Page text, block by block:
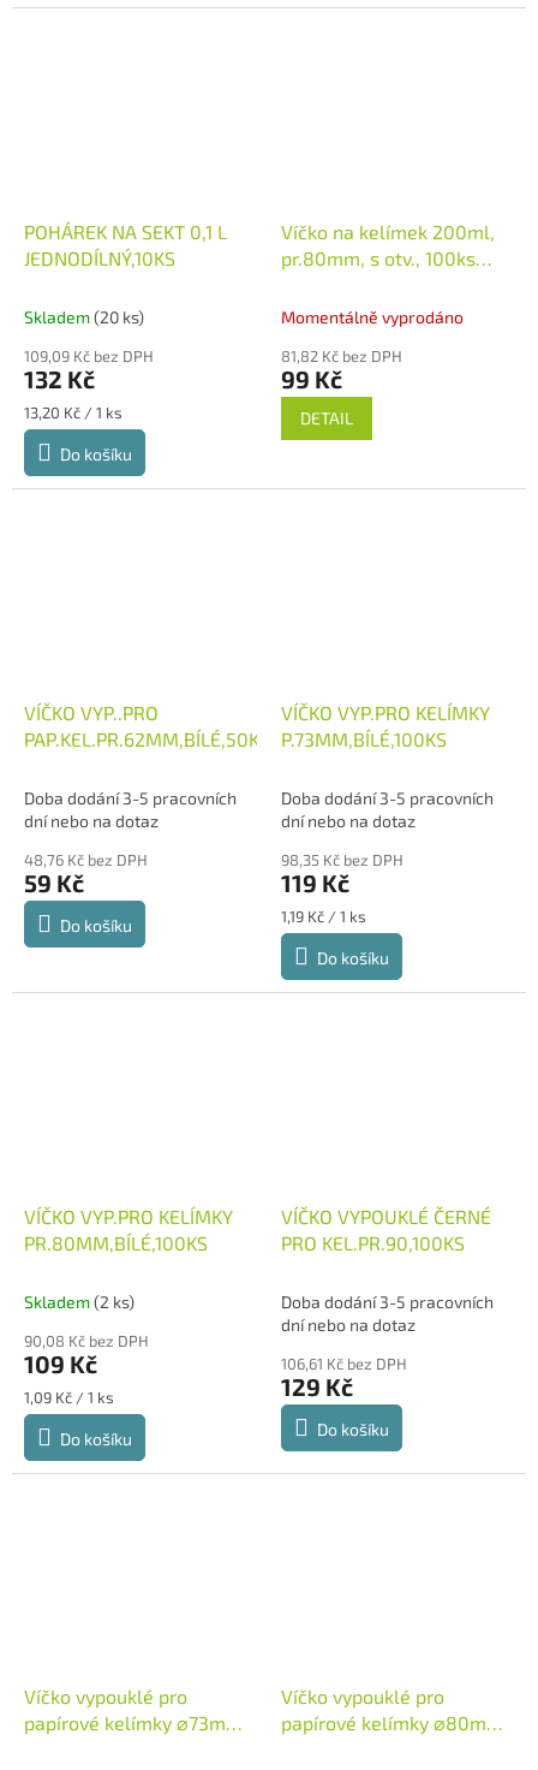
POHÁREK NA SEKT 0,1 L
JEDNODÍLNÝ,10KS
Skladem(20 ks)
109,09 Kč bez DPH
132 Kč
Měrná
cena:
13,20 Kč / 1 ks
Do košíku
Víčko na kelímek 200ml,
pr.80mm, s otv., 100ks
pr.80mm, s otv., 100ks
Momentálně vyprodáno
81,82 Kč bez DPH
99 Kč
DETAIL
VÍČKO VYP..PRO
PAP.KEL.PR.62MM,BÍLÉ,50KS
Doba dodání 3-5 pracovních
dní nebo na dotaz
48,76 Kč bez DPH
59 Kč
Do košíku
VÍČKO VYP.PRO KELÍMKY
P.73MM,BÍLÉ,100KS
Doba dodání 3-5 pracovních
dní nebo na dotaz
98,35 Kč bez DPH
119 Kč
Měrná
cena:
1,19 Kč / 1 ks
Do košíku
VÍČKO VYP.PRO KELÍMKY
PR.80MM,BÍLÉ,100KS
Skladem(2 ks)
90,08 Kč bez DPH
109 Kč
Měrná
cena:
1,09 Kč / 1 ks
Do košíku
VÍČKO VYPOUKLÉ ČERNÉ
PRO KEL.PR.90,100KS
Doba dodání 3-5 pracovních
dní nebo na dotaz
106,61 Kč bez DPH
129 Kč
Do košíku
Víčko vypouklé pro
papírové kelímky ⌀73mm
Víčko vypouklé pro
papírové kelímky ⌀80mm